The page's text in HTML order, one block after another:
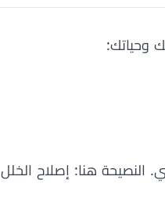
وحياتك:
النصيحة هنا: إصلاح الخلل